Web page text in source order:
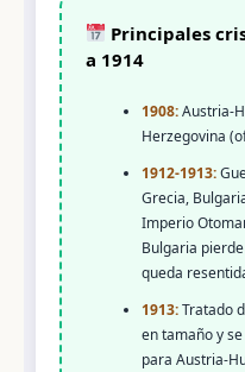
Principales
a 1914
1908:Austria-
Herzegovina
1912-1913:
Grecia,
Imperio
Bulgaria
queda
1913:Tratado
en tamaño y
para Austria-